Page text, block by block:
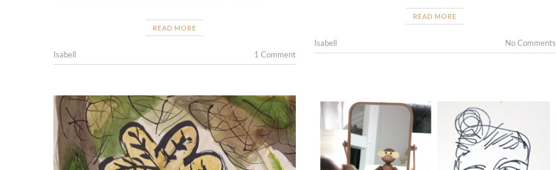
READ MORE
Isabell 1 Comment
READ MORE
Isabell No Comments